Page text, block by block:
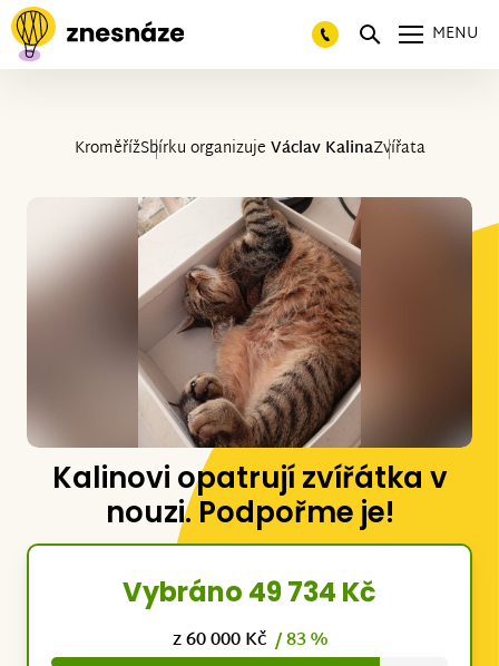
MENU
KroměřížSbírku organizuje Václav KalinaZvířata
Kalinovi opatrují zvířátka v
nouzi. Podpořme je!
Vybráno 49 734 Kč
z 60 000 Kč / 83 %